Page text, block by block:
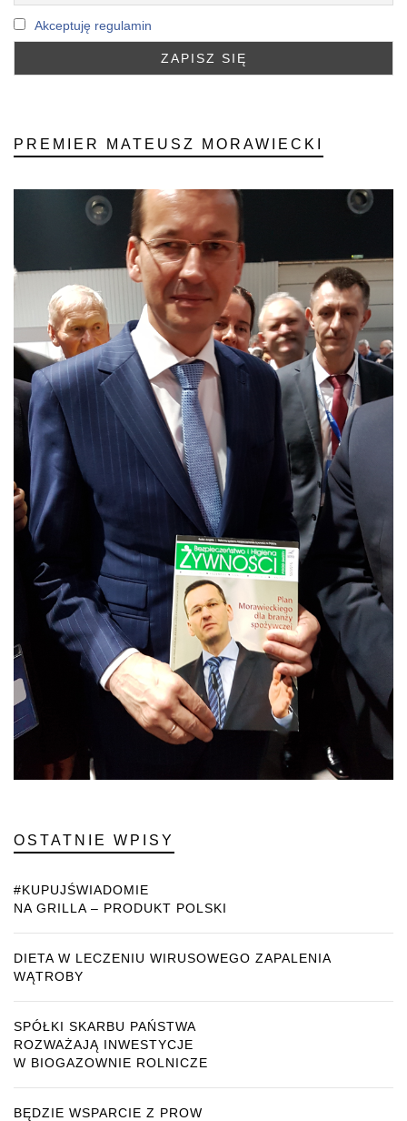
Akceptuję regulamin
PREMIER MATEUSZ MORAWIECKI
OSTATNIE WPISY
#KUPUJŚWIADOMIE
NA GRILLA – PRODUKT POLSKI
DIETA W LECZENIU WIRUSOWEGO ZAPALENIA
WĄTROBY
SPÓŁKI SKARBU PAŃSTWA
ROZWAŻAJĄ INWESTYCJE
W BIOGAZOWNIE ROLNICZE
BĘDZIE WSPARCIE Z PROW